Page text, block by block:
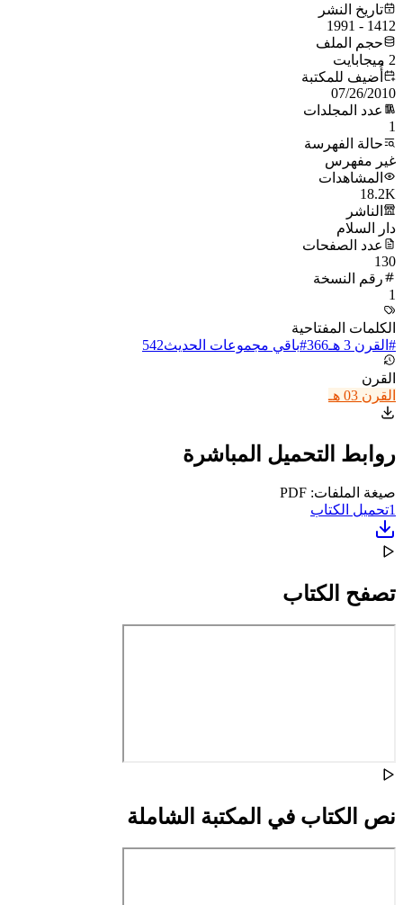
تاريخ النشر
1412 - 1991
حجم الملف
2 ميجابايت
أُضيف للمكتبة
07/26/2010
عدد المجلدات
1
حالة الفهرسة
غير مفهرس
المشاهدات
18.2K
الناشر
دار السلام
عدد الصفحات
130
رقم النسخة
1
الكلمات المفتاحية
# القرن 3 هـ 366
#باقي مجموعات الحديث542
القرن
القرن 03 هـ
روابط التحميل المباشرة
صيغة الملفات: PDF
1تحميل الكتاب
تصفح الكتاب
نص الكتاب في المكتبة الشاملة